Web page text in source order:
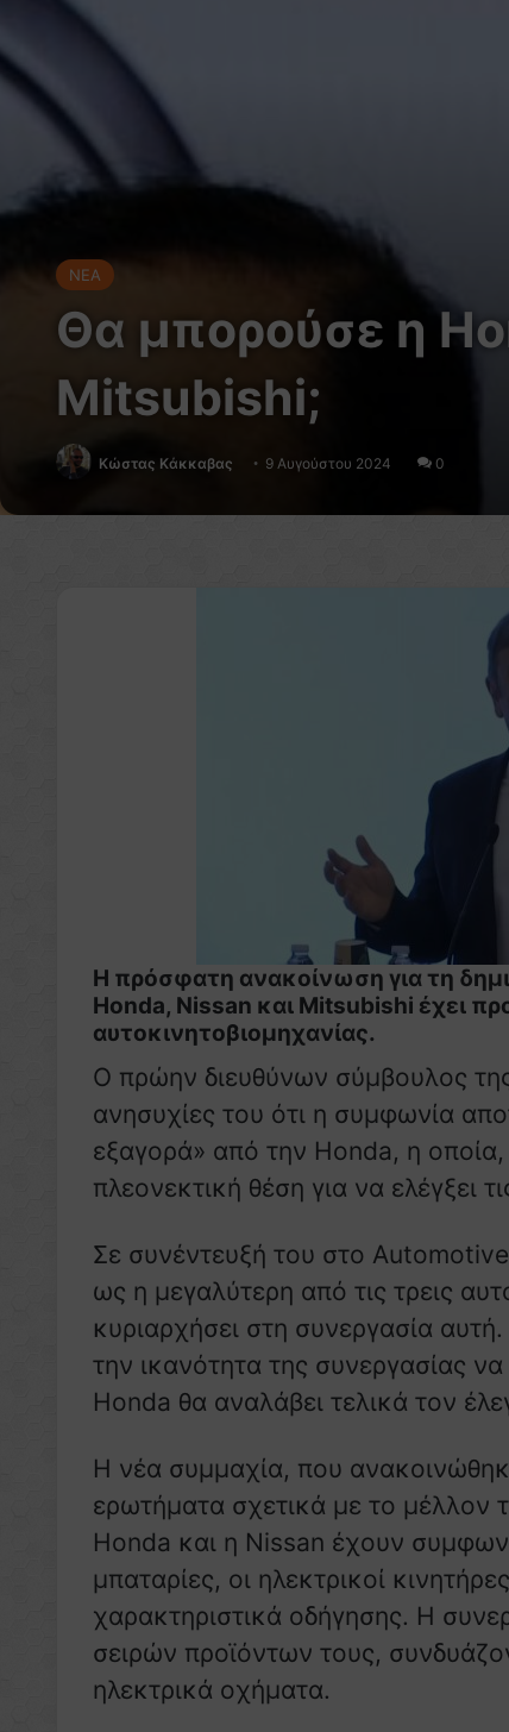
NEA
Θα μπορούσε η
Mitsubishi;
Κώστας Κάκκαβας 9 Αυγούστου 2024 0
Η πρόσφατη ανακοίνωση για τη
Honda, Nissan και Mitsubishi έχει
αυτοκινητοβιομηχανίας.
Ο πρώην διευθύνων σύμβουλος
ανησυχίες του ότι η συμφωνία
εξαγορά» από την Honda, η
πλεονεκτική θέση για να ελέγξει
Σε συνέντευξή του στο
ως η μεγαλύτερη από τις τρεις
κυριαρχήσει στη συνεργασία
την ικανότητα της συνεργασίας
Honda θα αναλάβει τελικά τον
Η νέα συμμαχία, που
ερωτήματα σχετικά με το μέλλον
Honda και η Nissan έχουν
μπαταρίες, οι ηλεκτρικοί
χαρακτηριστικά οδήγησης. Η
σειρών προϊόντων τους,
ηλεκτρικά οχήματα.